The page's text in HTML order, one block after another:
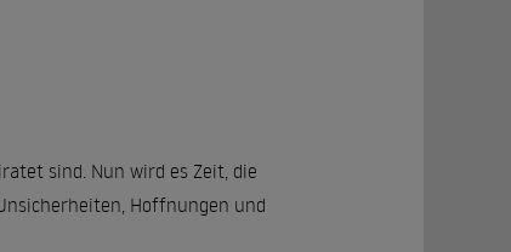
sind. Nun wird es Zeit, die
Hoffnungen und